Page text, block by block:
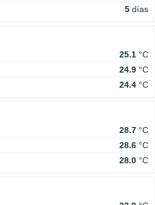
5 días
25.1 °C
24.9 °C
24.4 °C
28.7 °C
28.6 °C
28.0 °C